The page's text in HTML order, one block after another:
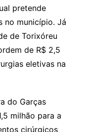
pretende
no município. Já
de Torixóreu
de R$ 2,5
eletivas na
do Garças
milhão para a
cirúrgicos